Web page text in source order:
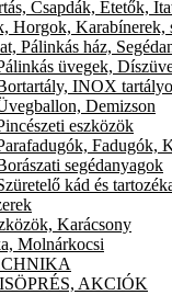
Csapdák, Etetők,
Horgok, Karabínerek,
Pálinkás ház,
üvegek,
INOX
Demizson
eszközök
Fadugók,
segédanyagok
kád és
Karácsony
Molnárkocsi
AKCIÓK